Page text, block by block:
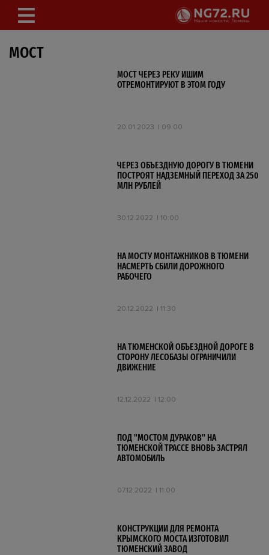
МОСТ
МОСТ ЧЕРЕЗ РЕКУ ИШИМ
ОТРЕМОНТИРУЮТ В ЭТОМ ГОДУ
20.01.2023 09:00
ЧЕРЕЗ ОБЪЕЗДНУЮ ДОРОГУ В ТЮМЕНИ
ПОСТРОЯТ НАДЗЕМНЫЙ ПЕРЕХОД ЗА 250
МЛН РУБЛЕЙ
30.12.2022 10:00
НА МОСТУ МОНТАЖНИКОВ В ТЮМЕНИ
НАСМЕРТЬ СБИЛИ ДОРОЖНОГО
РАБОЧЕГО
20.12.2022 11:30
НА ТЮМЕНСКОЙ ОБЪЕЗДНОЙ ДОРОГЕ В
СТОРОНУ ЛЕСОБАЗЫ ОГРАНИЧИЛИ
ДВИЖЕНИЕ
12.12.2022 12:00
ПОД "МОСТОМ ДУРАКОВ" НА
ТЮМЕНСКОЙ ТРАССЕ ВНОВЬ ЗАСТРЯЛ
АВТОМОБИЛЬ
07.12.2022 11:00
КОНСТРУКЦИИ ДЛЯ РЕМОНТА
КРЫМСКОГО МОСТА ИЗГОТОВИЛ
ТЮМЕНСКИЙ ЗАВОД